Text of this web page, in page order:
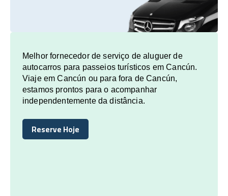
Melhor fornecedor de serviço de aluguer de
autocarros para passeios turísticos em Cancún.
Viaje em Cancún ou para fora de Cancún,
estamos prontos para o acompanhar
independentemente da distância.
Reserve Hoje
Reserve Hoje